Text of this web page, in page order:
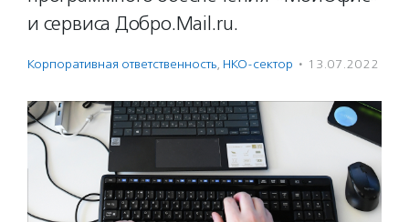
и сервиса Добро.Mail.ru.
Корпоративная ответственность, НКО-сектор · 13.07.2022